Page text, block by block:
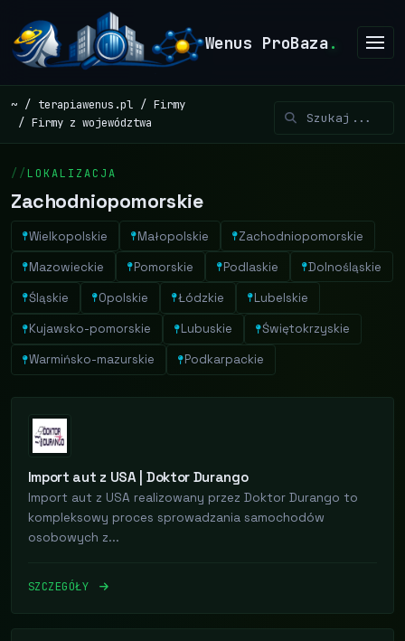
Wenus ProBaza.
~ terapiawenus.pl
Firmy
Firmy z województwa
LOKALIZACJA
Zachodniopomorskie
Wielkopolskie Małopolskie Zachodniopomorskie
Mazowieckie Pomorskie Podlaskie Dolnośląskie
Śląskie Opolskie Łódzkie Lubelskie
Kujawsko-pomorskie Lubuskie Świętokrzyskie
Warmińsko-mazurskie Podkarpackie
Import aut z USA | Doktor Durango
Import aut z USA realizowany przez Doktor Durango to
kompleksowy proces sprowadzania samochodów
osobowych z...
SZCZEGÓŁY